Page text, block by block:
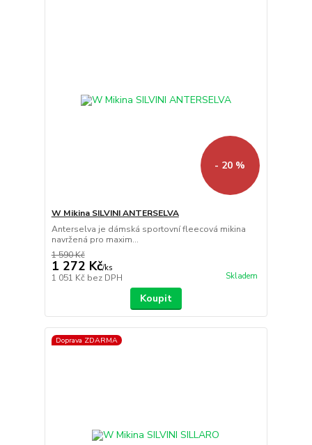
- 20 %
W Mikina SILVINI ANTERSELVA
Anterselva je dámská sportovní fleecová mikina
navržená pro maxim...
1 590 Kč
1 272 Kč/ks
1 051 Kč bez DPH Skladem
Koupit
Doprava ZDARMA